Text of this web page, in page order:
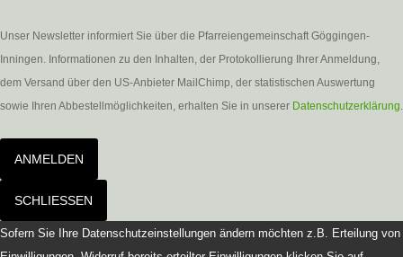
Unser Newsletter informiert Sie über die Pfarreiengemeinschaft Göggingen-
Inningen. Informationen zu den Inhalten, der Protokollierung Ihrer Anmeldung,
dem Versand über den US-Anbieter MailChimp, der statistischen Auswertung
sowie Ihren Abbestellmöglichkeiten, erhalten Sie in unserer Datenschutzerklärung.
ANMELDEN
SCHLIESSEN
Sofern Sie Ihre Datenschutzeinstellungen ändern möchten z.B. Erteilung von